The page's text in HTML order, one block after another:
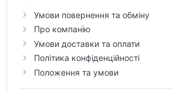
Умови повернення та обміну
Про компанію
Умови доставки та оплати
Політика конфіденційності
Положення та умови